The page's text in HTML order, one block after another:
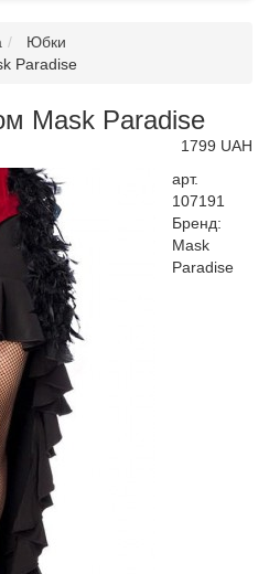
Юбки
Paradise
Mask Paradise
1799 UAH
арт.
107191
Бренд:
Mask
Paradise